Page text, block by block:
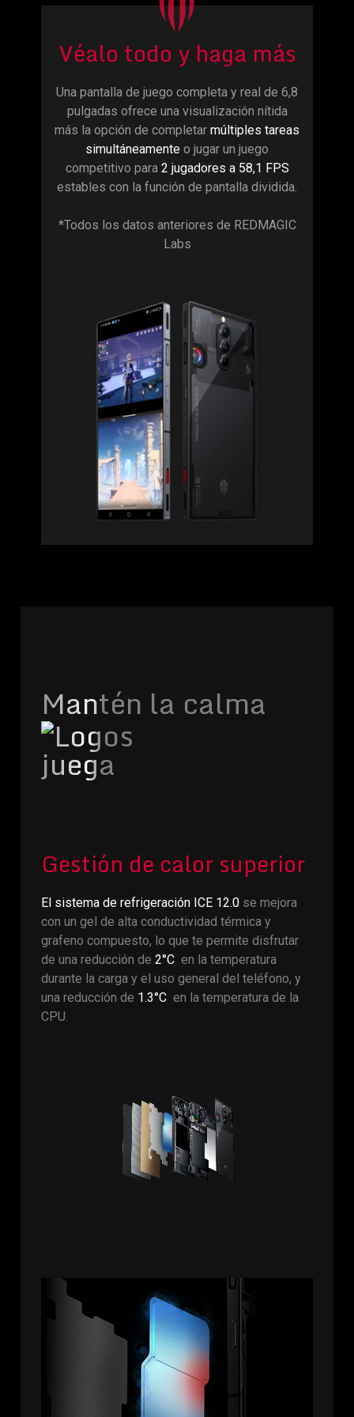
Véalo todo y haga más
Una pantalla de juego completa y real de 6,8
pulgadas ofrece una visualización nítida
más la opción de completar múltiples tareas
simultáneamente o jugar un juego
competitivo para 2 jugadores a 58,1 FPS
estables con la función de pantalla dividida.
*Todos los datos anteriores de REDMAGIC
Labs
Mantén la calma
juega
Gestión de calor superior
El sistema de refrigeración ICE 12.0 se mejora
con un gel de alta conductividad térmica y
grafeno compuesto, lo que te permite disfrutar
de una reducción de 2°C en la temperatura
durante la carga y el uso general del teléfono, y
una reducción de 1.3°C en la temperatura de la
CPU.